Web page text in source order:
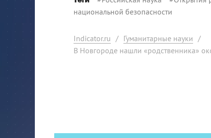
национальной безопасности
Indicator.ru / Гуманитарные науки /
В Новгороде нашли «родственника»